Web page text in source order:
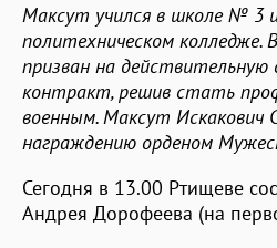
Максут учился в школе № 3
политехническом колледже.
призван на действительную
контракт, решив стать
военным. Максут Искакович
награждению орденом
Сегодня в 13.00 Ртищеве
Андрея Дорофеева (на